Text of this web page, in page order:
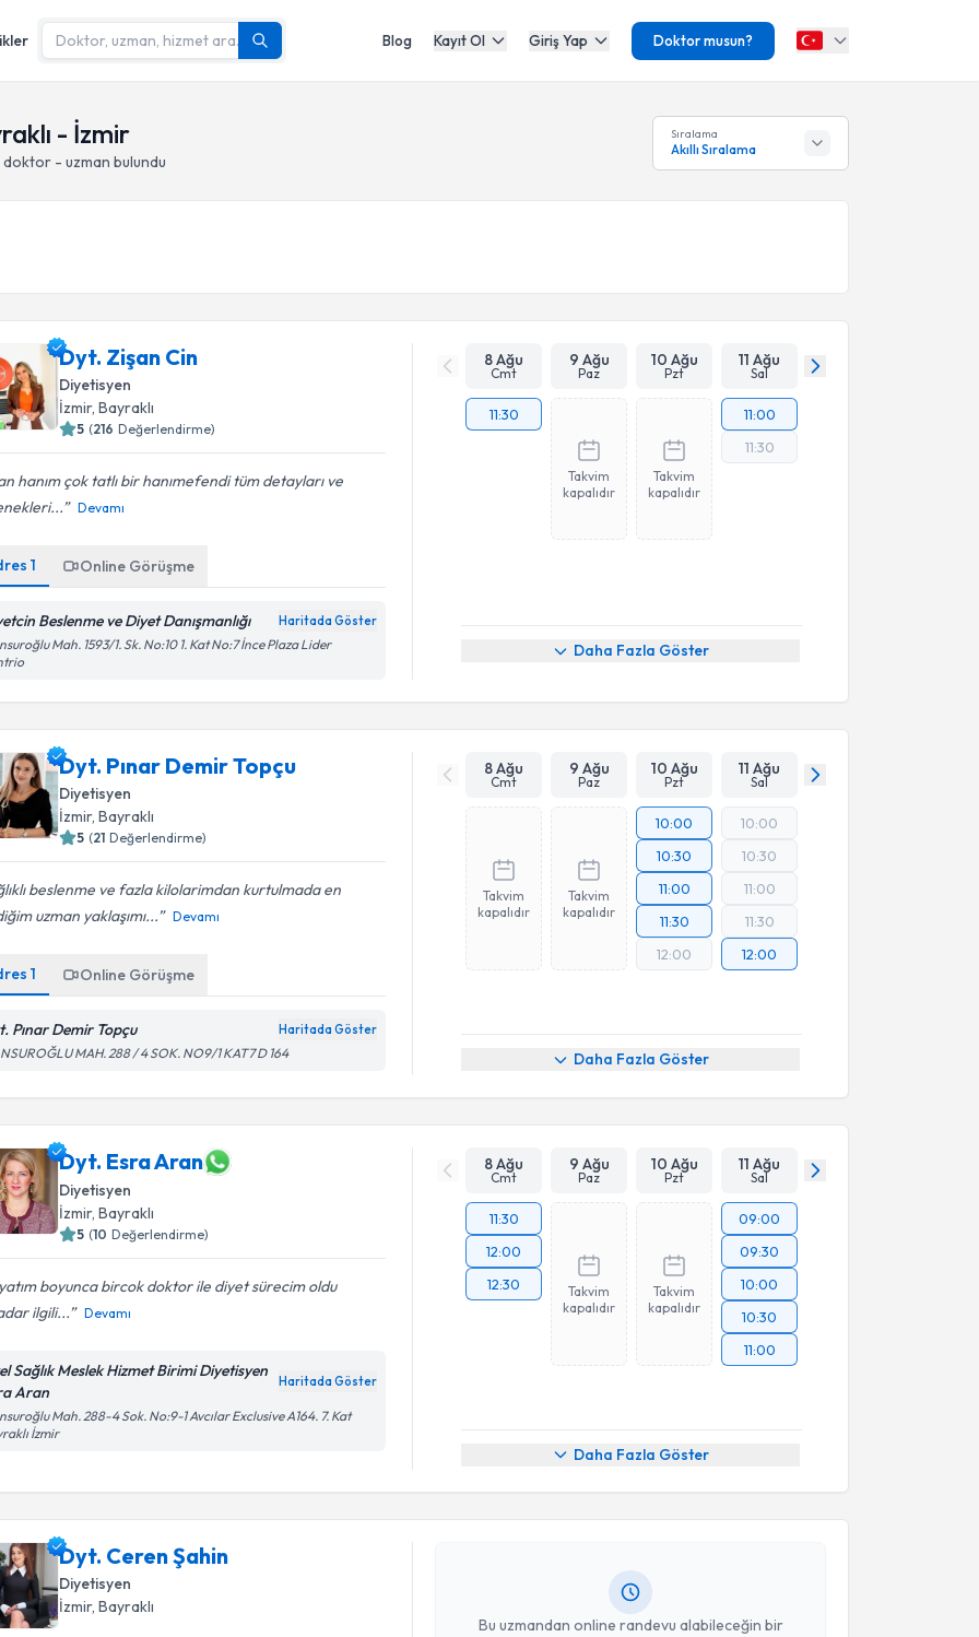
Blog Kayıt Ol Giriş Yap Doktor musun?
- İzmir
- uzman bulundu
Sıralama
Akıllı Sıralama
Dyt. Zişan Cin
Diyetisyen
İzmir, Bayraklı
5 (216 Değerlendirme)
hanım çok tatlı bir hanımefendi tüm detayları ve
Devamı
1 Online Görüşme
Beslenme ve Diyet Danışmanlığı Haritada Göster
Mah. 1593/1. Sk. No:10 1. Kat No:7 İnce Plaza Lider
8 Ağu
Cmt
9 Ağu
Paz
10 Ağu
Pzt
11 Ağu
Sal
11:30
Takvim
kapalıdır
Takvim
kapalıdır
11:00
11:30
Daha Fazla Göster
Dyt. Pınar Demir Topçu
Diyetisyen
İzmir, Bayraklı
5 (21 Değerlendirme)
beslenme ve fazla kilolarimdan kurtulmada en
uzman yaklaşımı...
Devamı
1 Online Görüşme
Pınar Demir Topçu Haritada Göster
MAH. 288 / 4 SOK. NO9/1 KAT7 D 164
8 Ağu
Cmt
9 Ağu
Paz
10 Ağu
Pzt
11 Ağu
Sal
Takvim
kapalıdır
Takvim
kapalıdır
10:00
10:30
11:00
11:30
12:00
10:00
10:30
11:00
11:30
12:00
Daha Fazla Göster
Dyt. Esra Aran
Diyetisyen
İzmir, Bayraklı
5 (10 Değerlendirme)
boyunca bircok doktor ile diyet sürecim oldu
ilgili...
Devamı
Sağlık Meslek Hizmet Birimi Diyetisyen
Aran
Haritada Göster
Mah. 288-4 Sok. No:9-1 Avcılar Exclusive A164. 7. Kat
İzmir
8 Ağu
Cmt
9 Ağu
Paz
10 Ağu
Pzt
11 Ağu
Sal
11:30
12:00
12:30
Takvim
kapalıdır
Takvim
kapalıdır
09:00
09:30
10:00
10:30
11:00
Daha Fazla Göster
Dyt. Ceren Şahin
Diyetisyen
İzmir, Bayraklı
Bu uzmandan online randevu alabileceğin bir
Randevu Takvimi Talebi